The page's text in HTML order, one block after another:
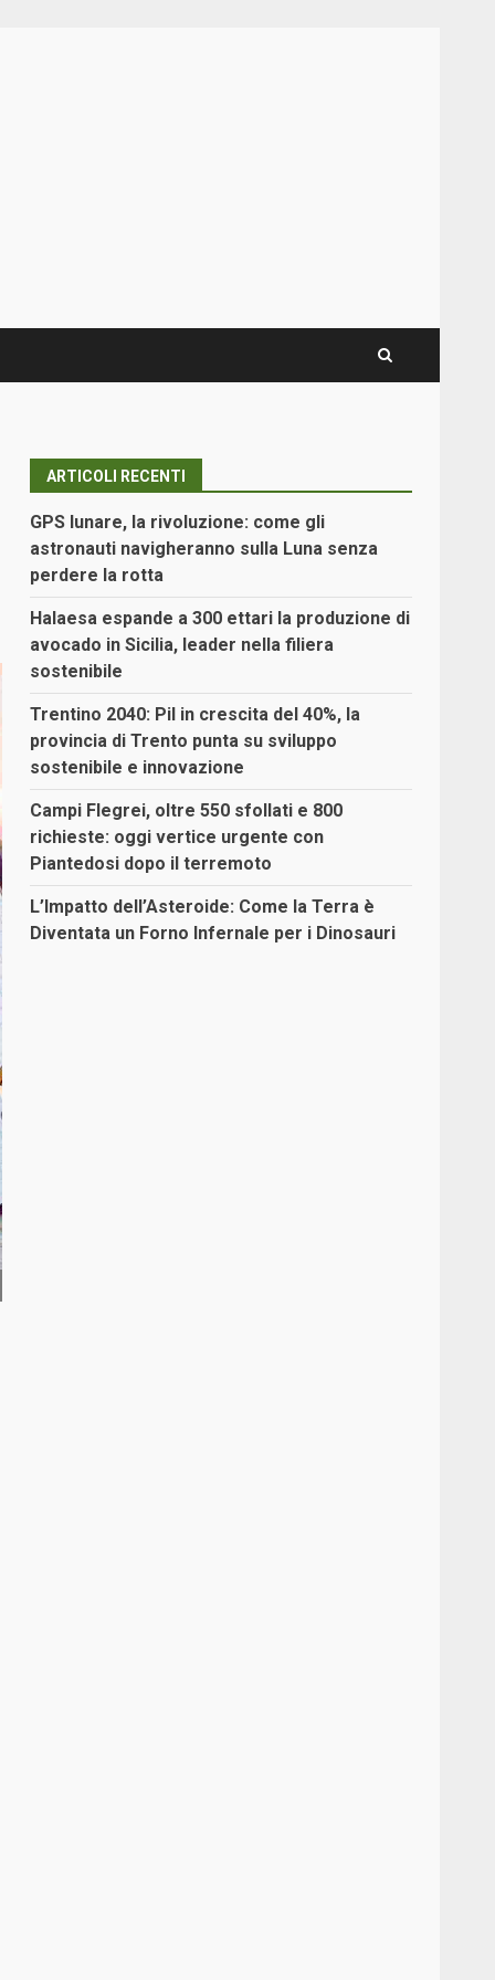
ARTICOLI RECENTI
GPS lunare, la rivoluzione: come gli
astronauti navigheranno sulla Luna senza
perdere la rotta
Halaesa espande a 300 ettari la produzione di
avocado in Sicilia, leader nella filiera
sostenibile
Trentino 2040: Pil in crescita del 40%, la
provincia di Trento punta su sviluppo
sostenibile e innovazione
Campi Flegrei, oltre 550 sfollati e 800
richieste: oggi vertice urgente con
Piantedosi dopo il terremoto
L’Impatto dell’Asteroide: Come la Terra è
Diventata un Forno Infernale per i Dinosauri